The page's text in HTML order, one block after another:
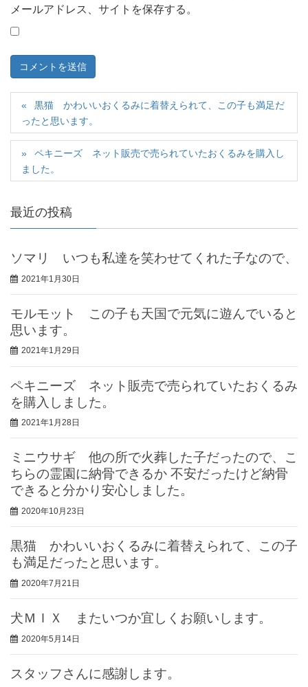
メールアドレス、サイトを保存する。
黒猫 かわいいおくるみに着替えられて、この子も満足だ
ったと思います。
ペキニーズ ネット販売で売られていたおくるみを購入し
ました。
最近の投稿
ソマリ いつも私達を笑わせてくれた子なので、
2021年1月30日
モルモット この子も天国で元気に遊んでいると
思います。
2021年1月29日
ペキニーズ ネット販売で売られていたおくるみ
を購入しました。
2021年1月28日
ミニウサギ 他の所で火葬した子だったので、こ
ちらの霊園に納骨できるか 不安だったけど納骨
できると分かり安心しました。
2020年10月23日
黒猫 かわいいおくるみに着替えられて、この子
も満足だったと思います。
2020年7月21日
犬ＭＩＸ またいつか宜しくお願いします。
2020年5月14日
スタッフさんに感謝します。